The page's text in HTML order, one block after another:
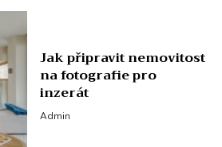
Jak připravit nemovitost
na fotografie pro
inzerát
Admin